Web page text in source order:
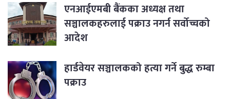
एनआईएमबी बैंकका अध्यक्ष तथा
सञ्चालकहरुलाई पक्राउ नगर्न सर्वोच्चको
आदेश
हार्डवेयर सञ्चालकको हत्या गर्ने बुद्ध रुम्बा
पक्राउ